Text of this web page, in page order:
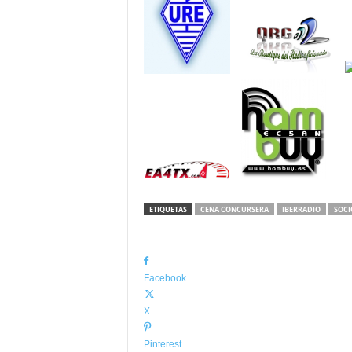
ETIQUETAS CENA CONCURSERA IBERRADIO
Facebook
X
Pinterest